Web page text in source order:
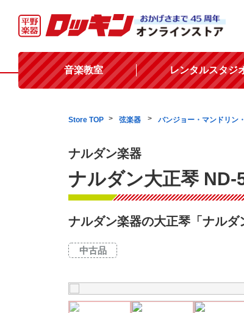
音楽教室 レンタルスタジ
Store TOP 弦楽器 バンジョー・マンドリン
ナルダン楽器
ナルダン大正琴 ND-
ナルダン楽器の大正琴「ナルダ
中古品